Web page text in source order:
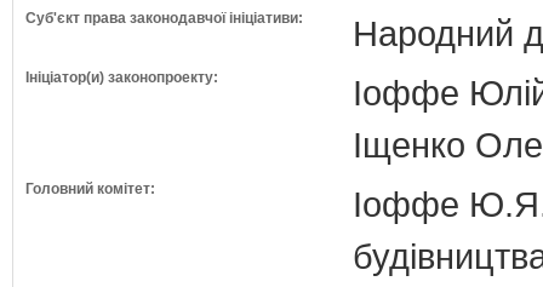
Суб'єкт права законодавчої ініціативи: Народний
Ініціатор(и) законопроекту:
Іоффе
Іщенко
Головний комітет:
Іоффе Ю.Я.